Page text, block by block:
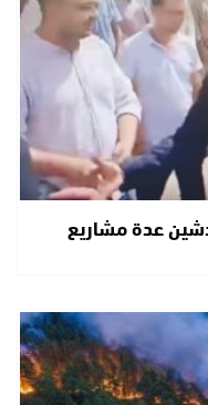
عدة مشاريع